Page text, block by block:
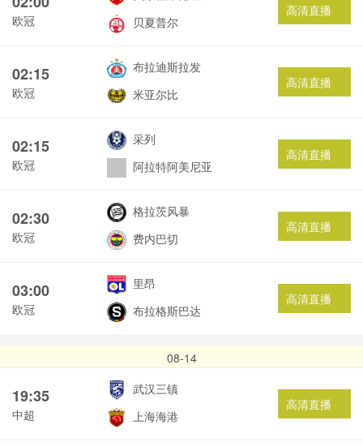
欧冠
贝夏普尔
高清直播
02:15
欧冠
布拉迪斯拉发
米亚尔比
高清直播
02:15
欧冠
采列
阿拉特阿美尼亚
高清直播
02:30
欧冠
格拉茨风暴
费内巴切
高清直播
03:00
欧冠
里昂
布拉格斯巴达
高清直播
08-14
19:35
中超
武汉三镇
上海海港
高清直播